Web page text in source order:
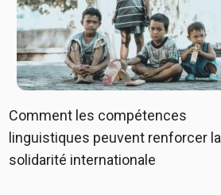
Comment les compétences
linguistiques peuvent renforcer la
solidarité internationale